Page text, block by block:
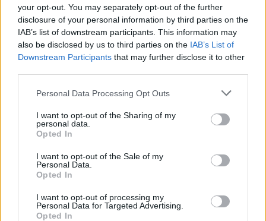
your opt-out. You may separately opt-out of the further
disclosure of your personal information by third parties on the
IAB’s list of downstream participants. This information may
also be disclosed by us to third parties on the IAB’s List of
Downstream Participants that may further disclose it to other
Personal Data Processing Opt Outs
I want to opt-out of the Sharing of my
personal data.
Opted In
I want to opt-out of the Sale of my
Personal Data.
Opted In
I want to opt-out of processing my
Personal Data for Targeted Advertising.
Opted In
Κουκουγιάννη: Επιτακτική ανάγκη η ένταξη και
των αγοριών στο Πρόγραμμα Εμβολιασμού κατά
του HPV